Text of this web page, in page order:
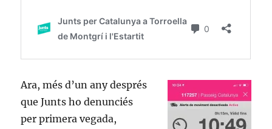
Ara, més d’un any després
que Junts ho denunciés
per primera vegada,